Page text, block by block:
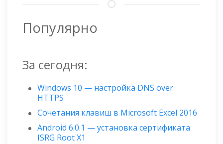
Популярно
За сегодня:
Windows 10 — настройка DNS over
HTTPS
Сочетания клавиш в Microsoft Excel 2016
Android 6.0.1 — установка сертификата
ISRG Root X1